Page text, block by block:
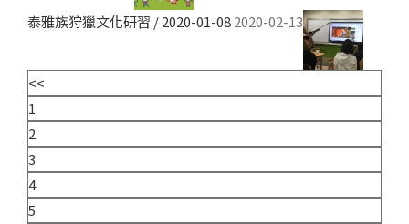
泰雅族狩獵文化研習 / 2020-01-082020-02-13
<<
1
2
3
4
5